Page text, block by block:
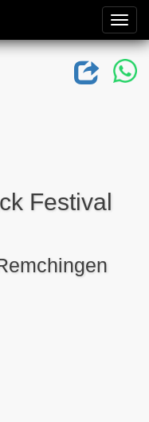
Festival